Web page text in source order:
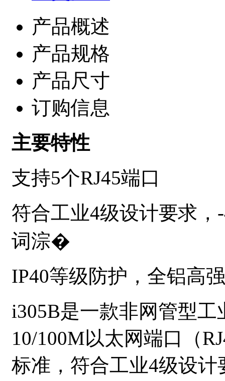
产品概述
产品规格
产品尺寸
订购信息
主要特性
支持5个RJ45端口
符合工业4级设计要求，
词淙�
IP40等级防护， 全铝高
i305B是一款非网管型
10/100M以太网端口（
标准，符合工业4级设计